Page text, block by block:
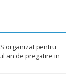
organizat pentru
an de pregatire in